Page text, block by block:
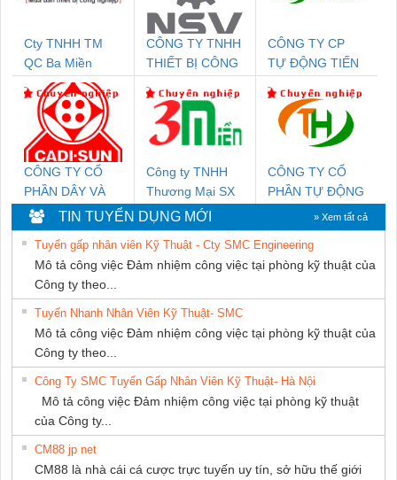
Cty TNHH TM
QC Ba Miền
CÔNG TY TNHH
THIẾT BỊ CÔNG
SETSUBI VIỆT
NAM
CÔNG TY CP
TỰ ĐỘNG TIẾN
CÔNG TY CỔ
PHẦN DÂY VÀ
CÁP ĐIỆN
THƯỢNG ĐÌNH
Công ty TNHH
Thương Mại SX
Ba Miền
CÔNG TY CỔ
PHẦN TỰ ĐỘNG
TIẾN HƯNG
TIN TUYỂN DỤNG MỚI » Xem tất cả
Tuyển gấp nhân viên Kỹ Thuật - Cty SMC Engineering
Mô tả công việc Đảm nhiệm công việc tại phòng kỹ thuật của
Công ty theo...
Tuyển Nhanh Nhân Viên Kỹ Thuật- SMC
Mô tả công việc Đảm nhiệm công việc tại phòng kỹ thuật của
Công ty theo...
Công Ty SMC Tuyển Gấp Nhân Viên Kỹ Thuật- Hà Nội
Mô tả công việc Đảm nhiệm công việc tại phòng kỹ thuật
của Công ty...
CM88 jp net
CM88 là nhà cái cá cược trực tuyến uy tín, sở hữu thế giới